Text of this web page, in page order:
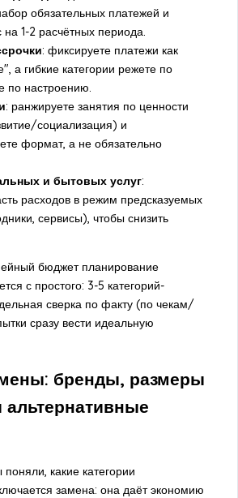
обязательных платежей и
на 1-2 расчётных периода.
: фиксируете платежи как
а гибкие категории режете по
по настроению.
: ранжируете занятия по ценности
социализация) и
формат, а не обязательно
и бытовых услуг:
расходов в режим предсказуемых
сервисы), чтобы снизить
бюджет планирование
с простого: 3-5 категорий-
сверка по факту (по чекам/
сразу вести идеальную
бренды, размеры
альтернативные
поняли, какие категории
замена: она даёт экономию